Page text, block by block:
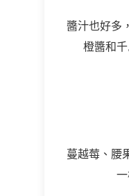
醬汁也好多
橙醬和
蔓越莓、腰